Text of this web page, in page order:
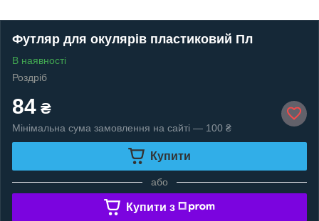
Футляр для окулярів пластиковий Пл
В наявності
Роздріб
84 ₴
Мінімальна сума замовлення на сайті — 100 ₴
Купити
або
Купити з